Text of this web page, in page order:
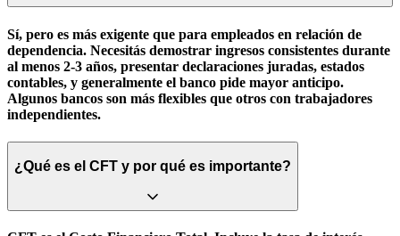
Sí, pero es más exigente que para empleados en relación de
dependencia. Necesitás demostrar ingresos consistentes durante
al menos 2-3 años, presentar declaraciones juradas, estados
contables, y generalmente el banco pide mayor anticipo.
Algunos bancos son más flexibles que otros con trabajadores
independientes.
¿Qué es el CFT y por qué es importante?